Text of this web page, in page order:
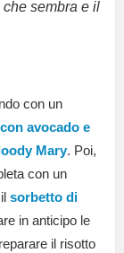
sembra e il
con un
avocado e
Mary. Poi,
con un
sorbetto di
in anticipo le
il risotto